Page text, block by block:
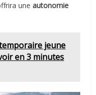
uneautonomie
jeune
en 3 minutes